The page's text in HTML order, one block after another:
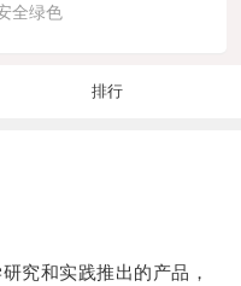
全绿色
排行
和实践推出的产品，